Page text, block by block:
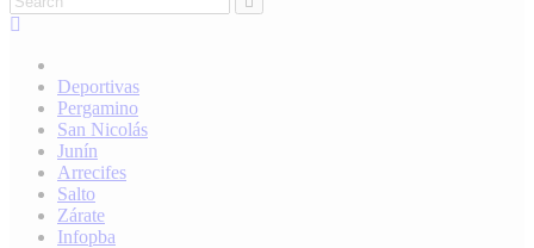
Deportivas
Pergamino
San Nicolás
Junín
Arrecifes
Salto
Zárate
Infopba